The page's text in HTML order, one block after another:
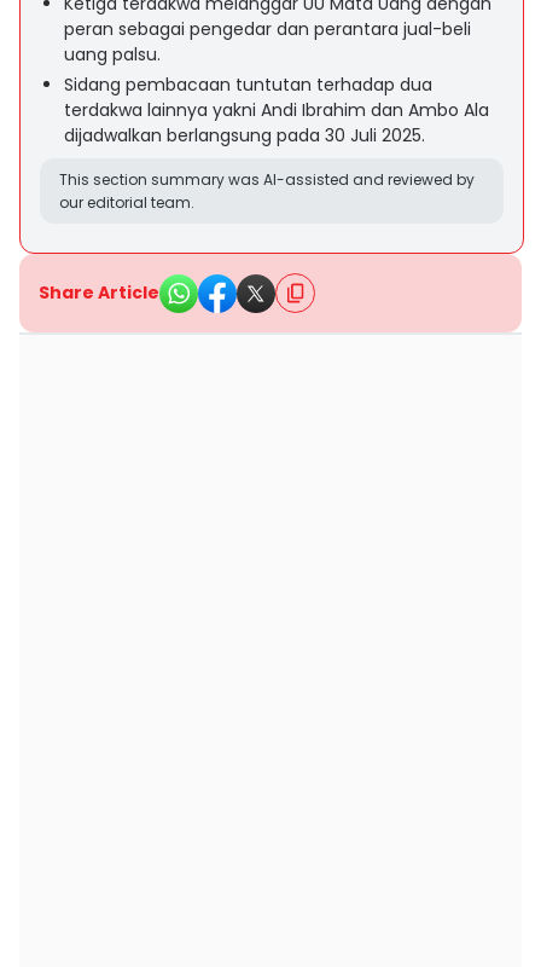
peran sebagai pengedar dan perantara jual-beli
uang palsu.
Sidang pembacaan tuntutan terhadap dua
terdakwa lainnya yakni Andi Ibrahim dan Ambo Ala
dijadwalkan berlangsung pada 30 Juli 2025.
This section summary was AI-assisted and reviewed by
our editorial team.
Share Article